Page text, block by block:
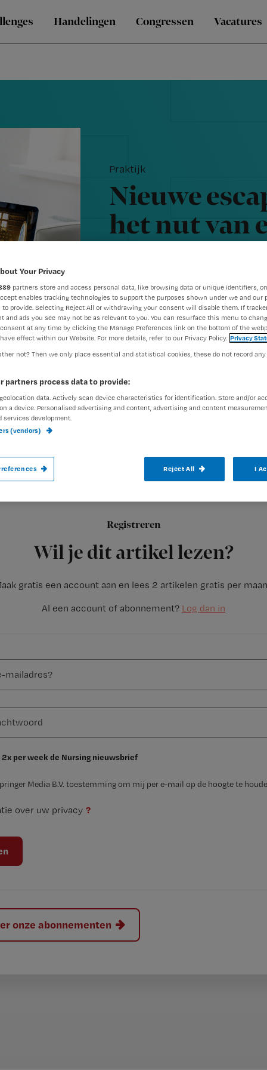
Handelingen Congressen Vacatures
Praktijk
Nieuwe
het nut van
Auteur:Nienke Berends29 januari
Registreren
Wil je dit artikel lezen?
gratis een account aan en lees 2 artikelen gratis per
Al een account of abonnement? Log dan in
2x per week de Nursing nieuwsbrief
Media B.V. toestemming om mij per e-mail op de hoogte te
over uw privacy ?
onze abonnementen
Voor wie weleens twijfelt aan het nut
die data, heeft Nictiz een online
duidelijk maken waarom eenduidig
Your Privacy
partners store and access personal data, like browsing data or unique identifiers,
enables tracking technologies to support the purposes shown under we and our
to provide. Selecting Reject All or withdrawing your consent will disable them. If
and ads you see may not be as relevant to you. You can resurface this menu to
at any time by clicking the Manage Preferences link on the bottom of the
effect within our Website. For more details, refer to our Privacy Policy. Privacy
not? Then we only place essential and statistical cookies, these do not record
partners process data to provide:
data. Actively scan device characteristics for identification. Store and/or
a device. Personalised advertising and content, advertising and content
services development.
(vendors)
Reject All I